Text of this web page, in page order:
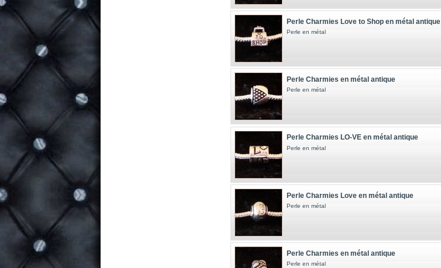
Perle Charmies Love to Shop en métal antique
Perle en métal
Perle Charmies en métal antique
Perle en métal
Perle Charmies LO-VE en métal antique
Perle en métal
Perle Charmies Love en métal antique
Perle en métal
Perle Charmies en métal antique
Perle en métal